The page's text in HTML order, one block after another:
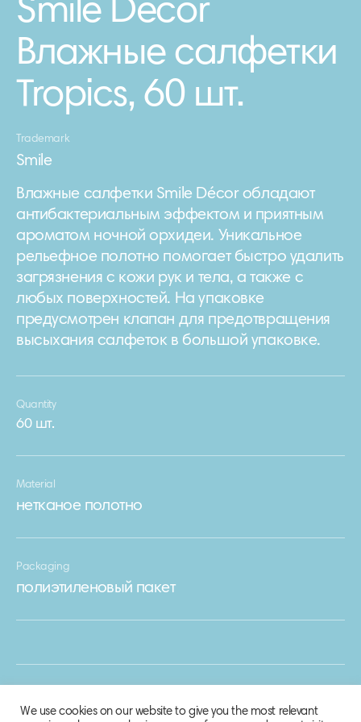
Smile Décor
Влажные салфетки
Tropics, 60 шт.
Trademark
Smile
Влажные салфетки Smile Décor обладают
антибактериальным эффектом и приятным
ароматом ночной орхидеи. Уникальное
рельефное полотно помогает быстро удалить
загрязнения с кожи рук и тела, а также с
любых поверхностей. На упаковке
предусмотрен клапан для предотвращения
высыхания салфеток в большой упаковке.
Quantity
60 шт.
Material
нетканое полотно
Packaging
полиэтиленовый пакет
We use cookies on our website to give you the most relevant